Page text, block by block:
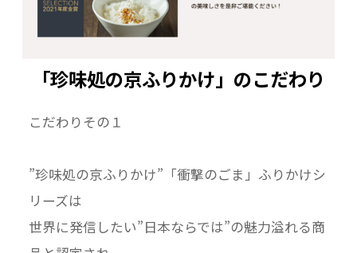
「珍味処の京ふりかけ」のこだわり
こだわりその１
”珍味処の京ふりかけ”「衝撃のごま」ふりかけシ
リーズは
世界に発信したい”日本ならでは”の魅力溢れる商